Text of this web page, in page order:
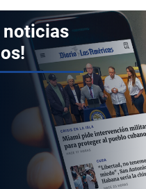
noticias